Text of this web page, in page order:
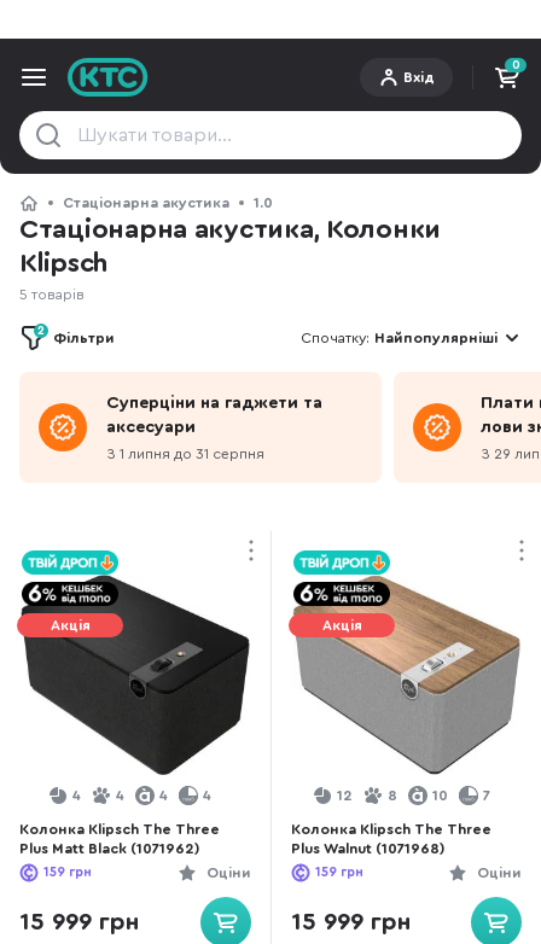
Вхід
0
Стаціонарна акустика 1.0
Суперціни на гаджети та
аксесуари
З 1 липня до 31 серпня
Плати
лови
З 29
Стаціонарна акустика, Колонки
Klipsch
5 товарів
Фільтри
2 Спочатку: Найпопулярніші
Акція
4 4 4 4
Колонка Klipsch The Three
Plus Matt Black (1071962)
Оціни
159 грн
15 999 грн
Акція
12 8 10 7
Колонка Klipsch The Three
Plus Walnut (1071968)
Оціни
159 грн
15 999 грн